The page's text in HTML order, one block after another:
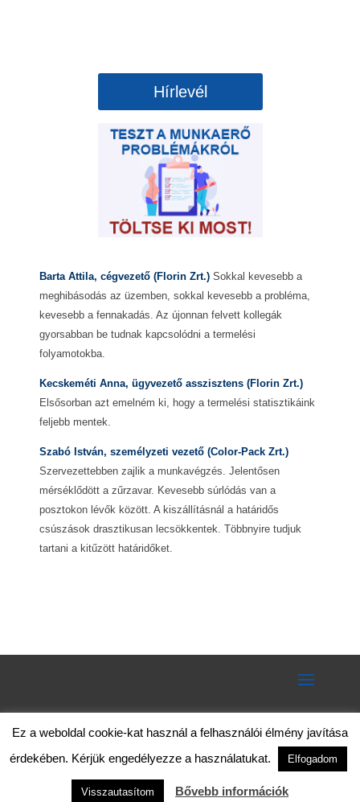
Hírlevél
Barta Attila, cégvezető (Florin Zrt.) Sokkal kevesebb a
meghibásodás az üzemben, sokkal kevesebb a probléma,
kevesebb a fennakadás. Az újonnan felvett kollegák
gyorsabban be tudnak kapcsolódni a termelési
folyamotokba.
Kecskeméti Anna, ügyvezető asszisztens (Florin Zrt.)
Elsősorban azt emelném ki, hogy a termelési statisztikáink
feljebb mentek.
Szabó István, személyzeti vezető (Color-Pack Zrt.)
Szervezettebben zajlik a munkavégzés. Jelentősen
mérséklődött a zűrzavar. Kevesebb súrlódás van a
posztokon lévők között. A kiszállításnál a határidős
csúszások drasztikusan lecsökkentek. Többnyire tudjuk
tartani a kitűzött határidőket.
© 2020 – Mentor Training Kft. – Minden jog fenntartva!
Ez a weboldal cookie-kat használ a felhasználói élmény javítása
érdekében. Kérjük engedélyezze a használatukat.
Elfogadom
Visszautasítom Bővebb információk